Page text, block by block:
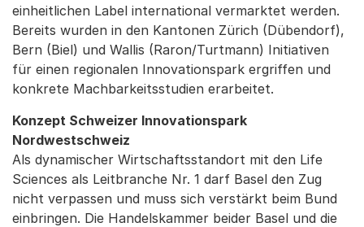
einheitlichen Label international vermarktet werden.
Bereits wurden in den Kantonen Zürich (Dübendorf),
Bern (Biel) und Wallis (Raron/Turtmann) Initiativen
für einen regionalen Innovationspark ergriffen und
konkrete Machbarkeitsstudien erarbeitet.
Konzept Schweizer Innovationspark
Nordwestschweiz
Als dynamischer Wirtschaftsstandort mit den Life
Sciences als Leitbranche Nr. 1 darf Basel den Zug
nicht verpassen und muss sich verstärkt beim Bund
einbringen. Die Handelskammer beider Basel und die